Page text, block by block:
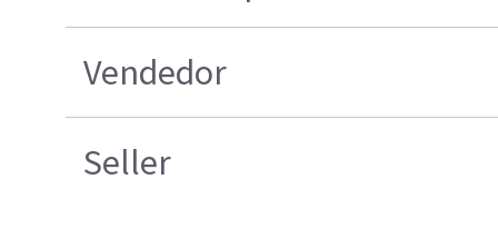
Vendedor
Seller